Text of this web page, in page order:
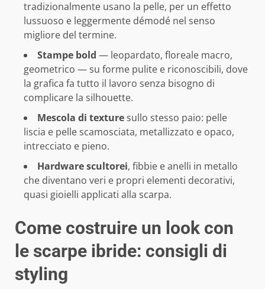
tradizionalmente usano la pelle, per un effetto
lussuoso e leggermente démodé nel senso
migliore del termine.
Stampe bold — leopardato, floreale macro,
geometrico — su forme pulite e riconoscibili, dove
la grafica fa tutto il lavoro senza bisogno di
complicare la silhouette.
Mescola di texturesullo stesso paio: pelle
liscia e pelle scamosciata, metallizzato e opaco,
intrecciato e pieno.
Hardware scultorei, fibbie e anelli in metallo
che diventano veri e propri elementi decorativi,
quasi gioielli applicati alla scarpa.
Come costruire un look con
le scarpe ibride: consigli di
styling